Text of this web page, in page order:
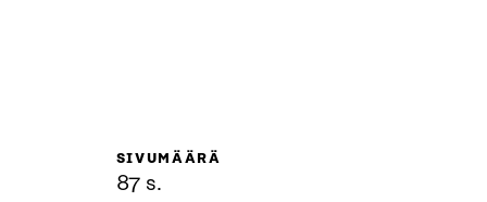
SIVUMÄÄRÄ
87 s.